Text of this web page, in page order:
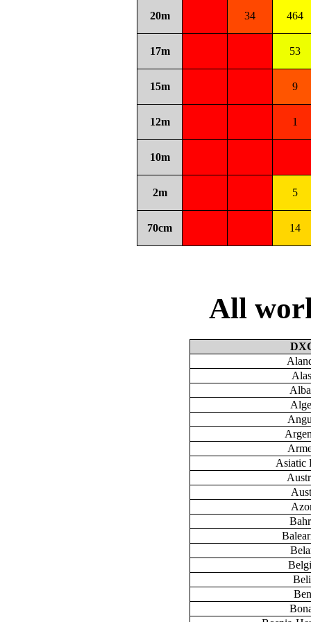
20m 34 464
17m 53
15m 9
12m 1
10m
2m 5
70cm 14
All
Asiatic